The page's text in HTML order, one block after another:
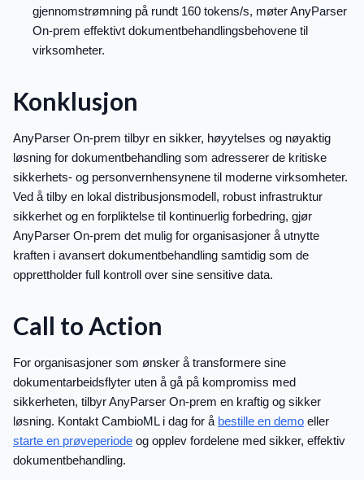
gjennomstrømning på rundt 160 tokens/s, møter AnyParser
On-prem effektivt dokumentbehandlingsbehovene til
virksomheter.
Konklusjon
AnyParser On-prem tilbyr en sikker, høyytelses og nøyaktig
løsning for dokumentbehandling som adresserer de kritiske
sikkerhets- og personvernhensynene til moderne virksomheter.
Ved å tilby en lokal distribusjonsmodell, robust infrastruktur
sikkerhet og en forpliktelse til kontinuerlig forbedring, gjør
AnyParser On-prem det mulig for organisasjoner å utnytte
kraften i avansert dokumentbehandling samtidig som de
opprettholder full kontroll over sine sensitive data.
Call to Action
For organisasjoner som ønsker å transformere sine
dokumentarbeidsflyter uten å gå på kompromiss med
sikkerheten, tilbyr AnyParser On-prem en kraftig og sikker
løsning. Kontakt CambioML i dag for å bestille en demo eller
starte en prøveperiode og opplev fordelene med sikker, effektiv
dokumentbehandling.